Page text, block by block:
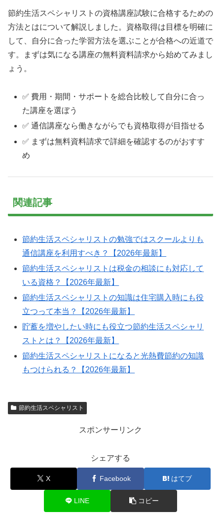
節約生活スペシャリストの資格講座試験に合格するための
方法とはについて解説しました。資格取得は目標を明確に
して、自分に合った学習方法を選ぶことが合格への近道で
す。まずは気になる講座の無料資料請求から始めてみまし
ょう。
✅ 費用・期間・サポートを総合比較して自分に合っ
た講座を選ぼう
✅ 通信講座なら働きながらでも資格取得が目指せる
✅ まずは無料資料請求で詳細を確認するのがおすす
め
関連記事
節約生活スペシャリストの勉強ではスクールよりも
通信講座を利用すべき？【2026年最新】
節約生活スペシャリストは税金の相談にも対応して
いる資格？【2026年最新】
節約生活スペシャリストの知識は住宅購入時にも役
立つって本当？【2026年最新】
貯蓄を増やしたい時にも役立つ節約生活スペシャリ
ストとは？【2026年最新】
節約生活スペシャリストになると光熱費節約の知識
もつけられる？【2026年最新】
節約生活スペシャリスト
スポンサーリンク
シェアする
X Facebook はてブ
LINE コピー